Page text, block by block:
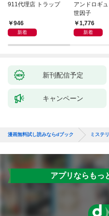
911代理店 トラップ
946
新着
アンドロギ
世因子
1,776
新着
新刊配信予定
キャンペーン
漫画無料試し読みならdブック ミステ
アプリならもっ